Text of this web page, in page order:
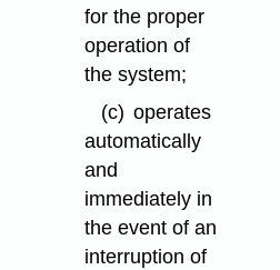
for the proper
operation of
the system;
(c) operates
automatically
and
immediately in
the event of an
interruption of